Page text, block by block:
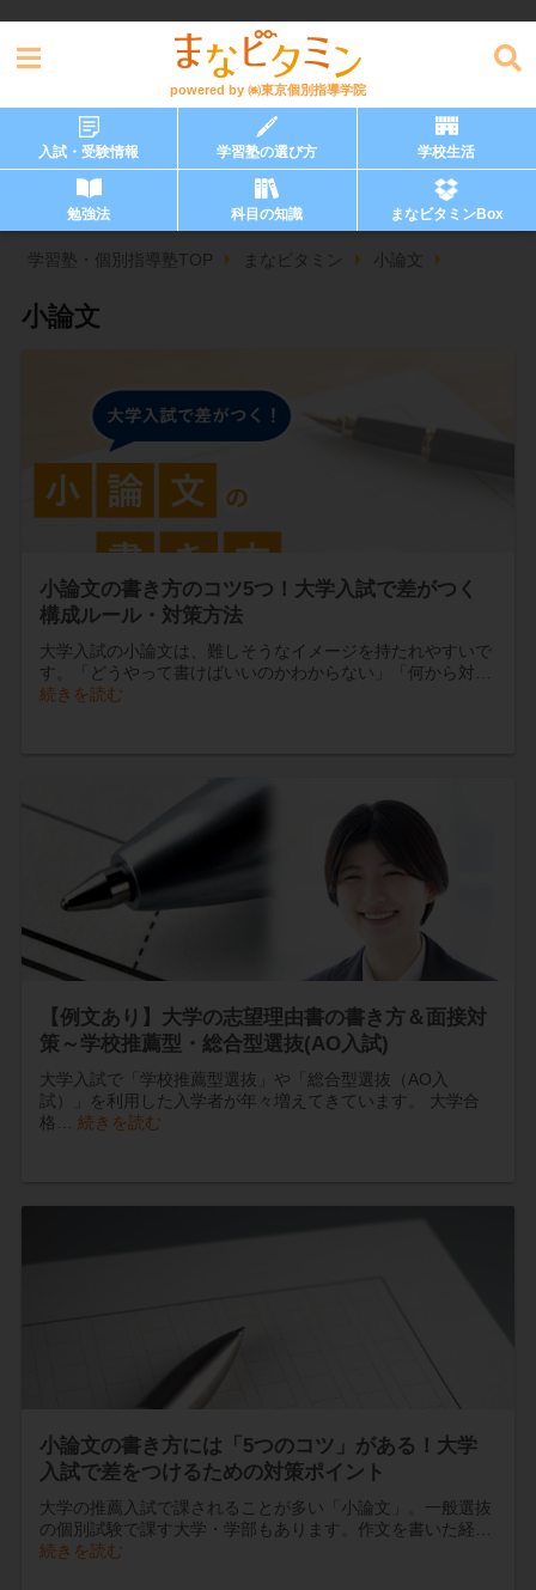
powered by ㈱東京個別指導学院
入試・受験情報 学習塾の選び方 学校生活
勉強法 科目の知識 まなビタミンBox
学習塾・個別指導塾TOP まなビタミン 小論文
小論文
小論文の書き方のコツ5つ！大学入試で差がつく
構成ルール・対策方法
大学入試の小論文は、難しそうなイメージを持たれやすいで
す。「どうやって書けばいいのかわからない」「何から対…
続きを読む
【例文あり】大学の志望理由書の書き方＆面接対
策～学校推薦型・総合型選抜(AO入試)
大学入試で「学校推薦型選抜」や「総合型選抜（AO入
試）」を利用した入学者が年々増えてきています。 大学合
格… 続きを読む
小論文の書き方には「5つのコツ」がある！大学
入試で差をつけるための対策ポイント
大学の推薦入試で課されることが多い「小論文」。一般選抜
の個別試験で課す大学・学部もあります。作文を書いた経…
続きを読む